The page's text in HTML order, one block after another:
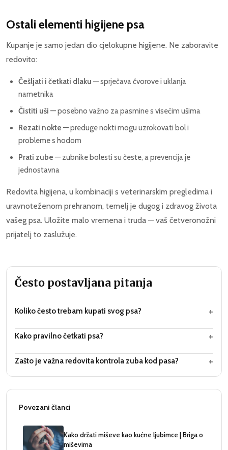
Ostali elementi higijene psa
Kupanje je samo jedan dio cjelokupne higijene. Ne zaboravite
redovito:
Češljati i četkati dlaku — sprječava čvorove i uklanja
nametnika
Čistiti uši — posebno važno za pasmine s visećim ušima
Rezati nokte — preduge nokti mogu uzrokovati bol i
probleme s hodom
Prati zube — zubnike bolesti su česte, a prevencija je
jednostavna
Redovita higijena, u kombinaciji s veterinarskim pregledima i
uravnoteženom prehranom, temelj je dugog i zdravog života
vašeg psa. Uložite malo vremena i truda — vaš četveronožni
prijatelj to zaslužuje.
Često postavljana pitanja
Koliko često trebam kupati svog psa? +
Kako pravilno četkati psa? +
Zašto je važna redovita kontrola zuba kod pasa? +
Povezani članci
Kako držati miševe kao kućne ljubimce | Briga o
miševima